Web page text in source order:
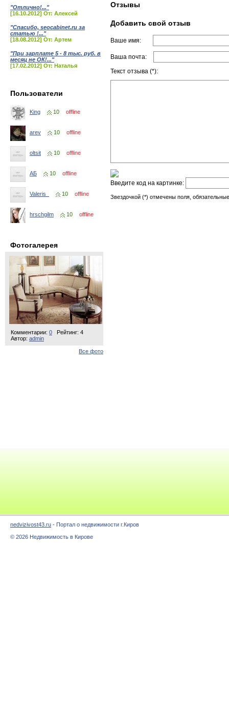
"Отлично!..."
[16.10.2012] От: Алексей
"Спасибо, seocabinet.ru за
статью !..."
[18.08.2012] От: Артем
"При зарплате 5 - 8 тыс. руб. в
месяц не ОК!..."
[17.02.2012] От: Наталья
Пользователи
King 10 offline
arev 10 offline
oltsit 10 offline
АБ 10 offline
Valeris_ 10 offline
hrschgilm 10 offline
Фотогалерея
Комментарии: 0
Рейтинг: 4
Автор: admin
Все фото
Отзывы
Добавить свой отзыв
Ваше имя:
Ваша почта:
Текст отзыва (*):
Введите код на картинке:
Звездочкой (*) отмечены поля,
nedvizivost43.ru - Портал о недвижимости г.Киров
© 2026 Недвижимость в Кирове